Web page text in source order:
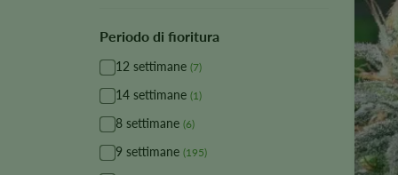
Periodo di fioritura
12 settimane (7)
14 settimane (1)
8 settimane (6)
9 settimane (195)
nella
pagina
del